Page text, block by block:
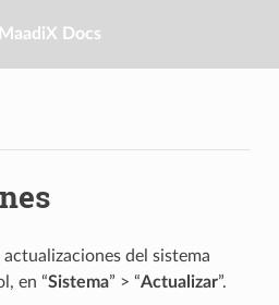
MaadiX Docs
actualizaciones del sistema
en “Sistema” > “Actualizar”.